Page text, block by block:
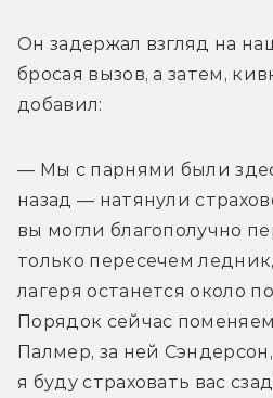
Он задержал взгляд на
бросая вызов, а затем,
добавил:
— Мы с парнями были
назад — натянули
вы могли благополучно
только пересечем
лагеря останется около
Порядок сейчас
Палмер, за ней
я буду страховать вас